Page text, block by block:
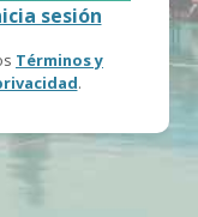
sesión
Términos y
.